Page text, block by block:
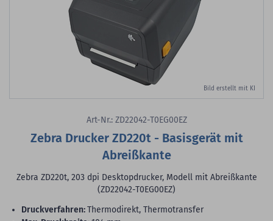
Bild erstellt mit KI
Art-Nr.: ZD22042-T0EG00EZ
Zebra Drucker ZD220t - Basisgerät mit
Abreißkante
Zebra ZD220t, 203 dpi Desktopdrucker, Modell mit Abreißkante
(ZD22042-T0EG00EZ)
Druckverfahren:Thermodirekt, Thermotransfer